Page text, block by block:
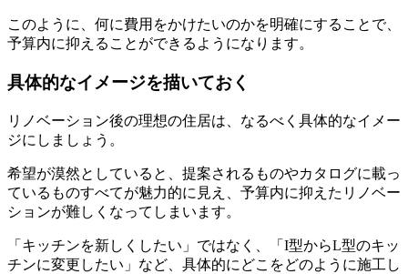
このように、何に費用をかけたいのかを明確にすることで、
予算内に抑えることができるようになります。
具体的なイメージを描いておく
リノベーション後の理想の住居は、なるべく具体的なイメー
ジにしましょう。
希望が漠然としていると、提案されるものやカタログに載っ
ているものすべてが魅力的に見え、予算内に抑えたリノベー
ションが難しくなってしまいます。
「キッチンを新しくしたい」ではなく、「I型からL型のキッ
チンに変更したい」など、具体的にどこをどのように施工し